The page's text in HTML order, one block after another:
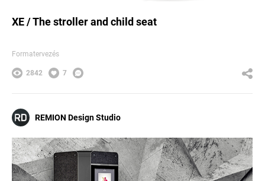
XE / The stroller and child seat
Formatervezés
2842 7
REMION Design Studio